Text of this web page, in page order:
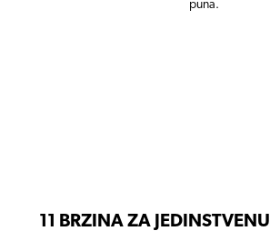
puna.
11 BRZINA ZA